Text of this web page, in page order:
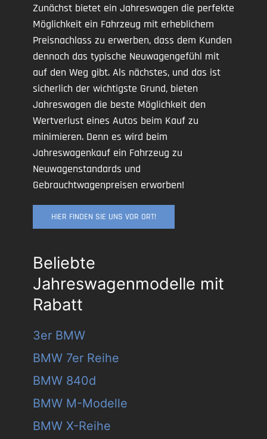
Zunächst bietet ein Jahreswagen die perfekte
Möglichkeit ein Fahrzeug mit erheblichem
Preisnachlass zu erwerben, dass dem Kunden
dennoch das typische Neuwagengefühl mit
auf den Weg gibt. Als nächstes, und das ist
sicherlich der wichtigste Grund, bieten
Jahreswagen die beste Möglichkeit den
Wertverlust eines Autos beim Kauf zu
minimieren. Denn es wird beim
Jahreswagenkauf ein Fahrzeug zu
Neuwagenstandards und
Gebrauchtwagenpreisen erworben!
HIER FINDEN SIE UNS VOR ORT!
Beliebte
Jahreswagenmodelle mit
Rabatt
3er BMW
BMW 7er Reihe
BMW 840d
BMW M-Modelle
BMW X-Reihe